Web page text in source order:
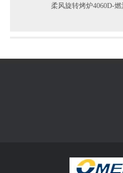
柔风旋转烤炉4060D-